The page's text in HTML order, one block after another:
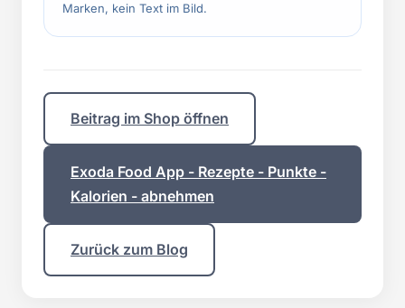
Marken, kein Text im Bild.
Beitrag im Shop öffnen
Exoda Food App - Rezepte - Punkte -
Kalorien - abnehmen
Zurück zum Blog